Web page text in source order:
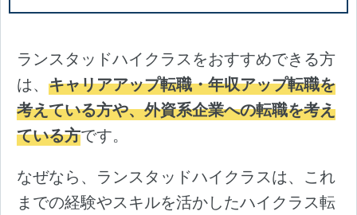
ランスタッドハイクラスをおすすめできる方
は、 キャリアアップ転職・年収アップ転職を
考えている方や、外資系企業への転職を考え
ている方です。
なぜなら、ランスタッドハイクラスは、これ
までの経験やスキルを活かしたハイクラス転